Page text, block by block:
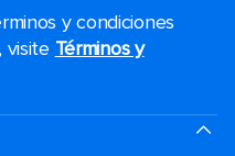
y condiciones
visite Términos y